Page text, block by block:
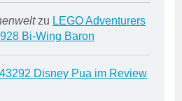
zu LEGO Adventurers
Bi-Wing Baron
Disney Pua im Review